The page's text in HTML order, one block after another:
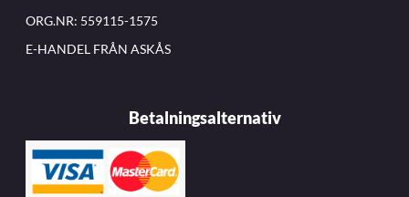
ORG.NR: 559115-1575
E-HANDEL FRÅN ASKÅS
Betalningsalternativ